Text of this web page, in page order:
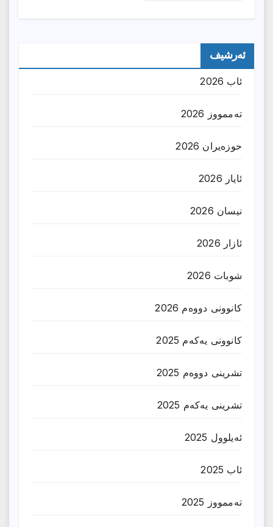
ئەرشیف
ئاب 2026
تەممووز 2026
حوزه‌یران 2026
ئایار 2026
نیسان 2026
ئازار 2026
شوبات 2026
کانوونی دووەم 2026
کانوونی یەکەم 2025
تشرینی دووەم 2025
تشرینی یەکەم 2025
ئەیلوول 2025
ئاب 2025
تەممووز 2025